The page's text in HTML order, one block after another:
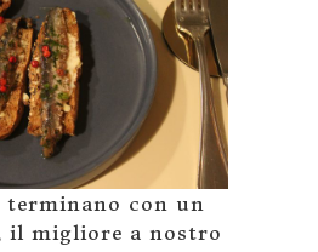
con un
il migliore a nostro